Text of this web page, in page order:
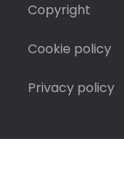
Copyright
Cookie policy
Privacy policy